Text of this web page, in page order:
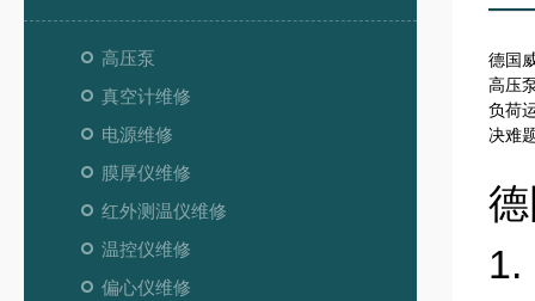
高压泵
真空计维修
电源维修
膜厚仪维修
红外测温仪维修
温控仪维修
偏心仪维修
德国
高压
负荷
决难
1.